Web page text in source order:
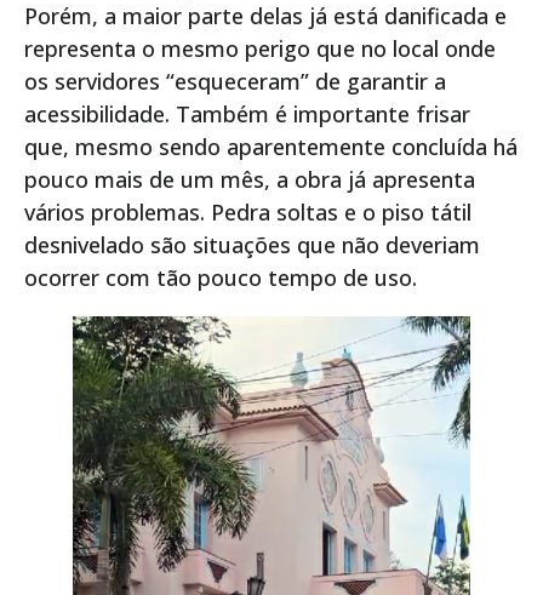
Porém, a maior parte delas já está danificada e
representa o mesmo perigo que no local onde
os servidores “esqueceram” de garantir a
acessibilidade. Também é importante frisar
que, mesmo sendo aparentemente concluída há
pouco mais de um mês, a obra já apresenta
vários problemas. Pedra soltas e o piso tátil
desnivelado são situações que não deveriam
ocorrer com tão pouco tempo de uso.